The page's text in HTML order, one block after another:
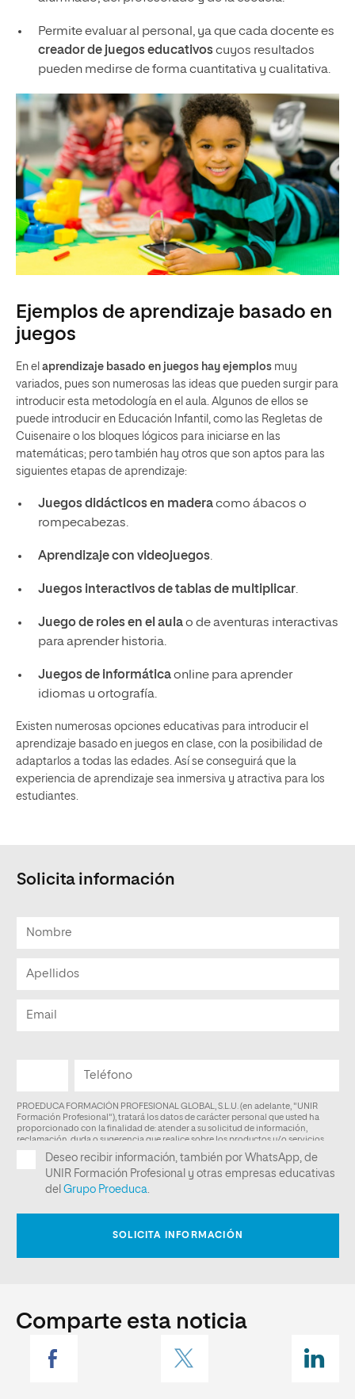
Permite evaluar al personal, ya que cada docente es
creador de juegos educativoscuyos resultados
pueden medirse de forma cuantitativa y cualitativa.
Ejemplos de aprendizaje basado en
juegos
En el aprendizaje basado en juegos hay ejemplos muy
variados, pues son numerosas las ideas que pueden surgir para
introducir esta metodología en el aula. Algunos de ellos se
puede introducir en Educación Infantil, como las Regletas de
Cuisenaire o los bloques lógicos para iniciarse en las
matemáticas; pero también hay otros que son aptos para las
siguientes etapas de aprendizaje:
Juegos didácticos en maderacomo ábacos o
rompecabezas.
Aprendizaje con videojuegos.
Juegos interactivos de tablas de multiplicar.
Juego de roles en el aulao de aventuras interactivas
para aprender historia.
Juegos de informáticaonline para aprender
idiomas u ortografía.
Existen numerosas opciones educativas para introducir el
aprendizaje basado en juegos en clase, con la posibilidad de
adaptarlos a todas las edades. Así se conseguirá que la
experiencia de aprendizaje sea inmersiva y atractiva para los
estudiantes.
Solicita información
Comparte esta noticia